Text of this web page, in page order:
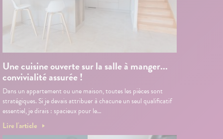
Une cuisine ouverte sur la salle à manger...
convivialité assurée !
Dans un appartement ou une maison, toutes les pièces sont
stratégiques. Si je devais attribuer à chacune un seul qualificatif
essentiel, je dirais : spacieux pour le…
Lire l'article